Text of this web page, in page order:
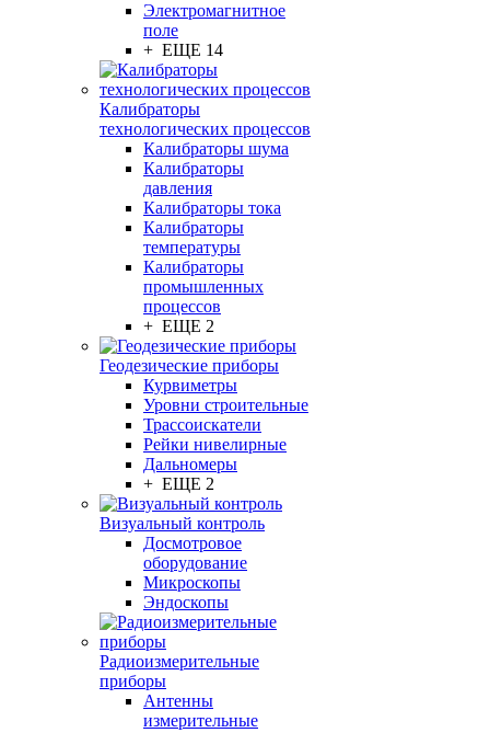
Электромагнитное
поле
+ ЕЩЕ 14
Калибраторы
технологических процессов
Калибраторы шума
Калибраторы
давления
Калибраторы тока
Калибраторы
температуры
Калибраторы
промышленных
процессов
+ ЕЩЕ 2
Геодезические приборы
Курвиметры
Уровни строительные
Трассоискатели
Рейки нивелирные
Дальномеры
+ ЕЩЕ 2
Визуальный контроль
Досмотровое
оборудование
Микроскопы
Эндоскопы
Радиоизмерительные
приборы
Антенны
измерительные